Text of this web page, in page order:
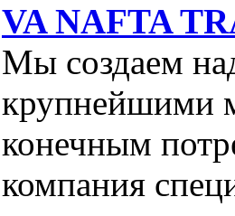
VA NAFTA
Мы создаем
крупнейшими
конечным
компания